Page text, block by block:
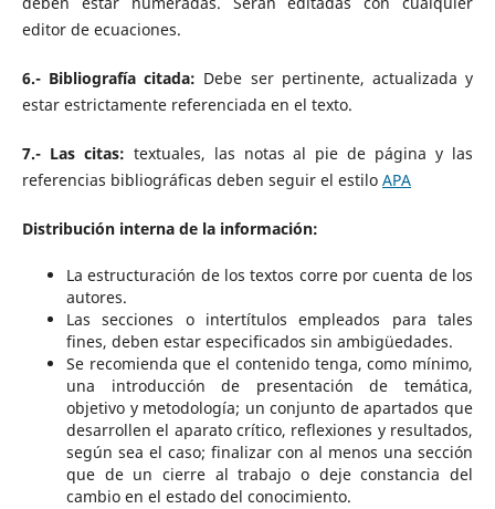
editor de ecuaciones.
6.- Bibliografía citada: Debe ser pertinente, actualizada y
estar estrictamente referenciada en el texto.
7.- Las citas: textuales, las notas al pie de página y las
referencias bibliográficas deben seguir el estilo APA
Distribución interna de la información:
La estructuración de los textos corre por cuenta de los
autores.
Las secciones o intertítulos empleados para tales
fines, deben estar especificados sin ambigüedades.
Se recomienda que el contenido tenga, como mínimo,
una introducción de presentación de temática,
objetivo y metodología; un conjunto de apartados que
desarrollen el aparato crítico, reflexiones y resultados,
según sea el caso; finalizar con al menos una sección
que de un cierre al trabajo o deje constancia del
cambio en el estado del conocimiento.